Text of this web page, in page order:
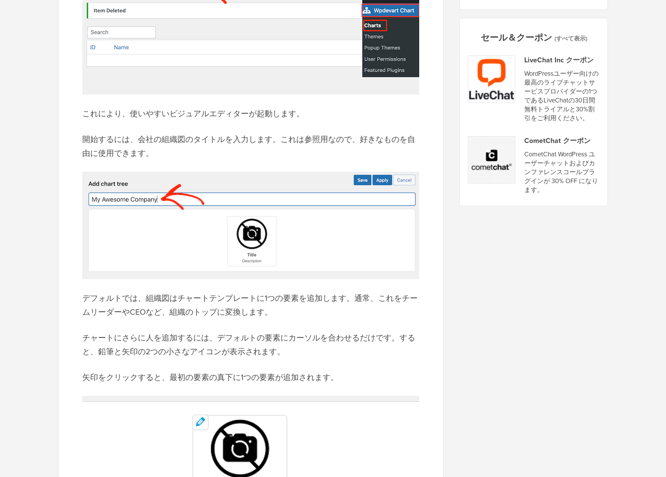
これにより、使いやすいビジュアルエディターが起動します。
開始するには、会社の組織図のタイトルを入力します。これは参照用なので、好きなものを自
由に使用できます。
デフォルトでは、組織図はチャートテンプレートに1つの要素を追加します。通常、これをチー
ムリーダーやCEOなど、組織のトップに変換します。
チャートにさらに人を追加するには、デフォルトの要素にカーソルを合わせるだけです。する
と、鉛筆と矢印の2つの小さなアイコンが表示されます。
矢印をクリックすると、最初の要素の真下に1つの要素が追加されます。
セール＆クーポン (すべて表示)
LiveChat Inc クーポン
WordPressユーザー向けの
最高のライブチャットサ
ービスプロバイダーの1つ
であるLiveChatの30日間
無料トライアルと30%割
引をご利用ください。
CometChat クーポン
CometChat WordPress ユ
ーザーチャットおよびカ
ンファレンスコールプラ
グインが 30% OFF になり
ます。